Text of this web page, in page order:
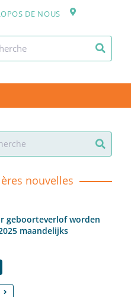
DE NOUS
nouvelles
geboorteverlof worden
maandelijks